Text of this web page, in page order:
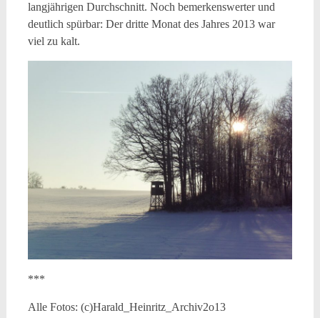
langjährigen Durchschnitt. Noch bemerkenswerter und
deutlich spürbar: Der dritte Monat des Jahres 2013 war
viel zu kalt.
***
Alle Fotos: (c)Harald_Heinritz_Archiv2o13